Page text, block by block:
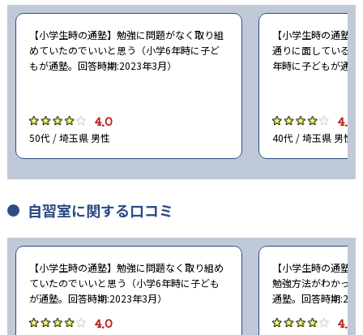
【小学生時の通塾】勉強に問題がなく取り組
めていたのでいいと思う（小学6年時に子ど
もが通塾。回答時期:2023年3月）
4.0
50代 / 埼玉県 男性
【小学生時の通塾
通りに面している
年時に子どもが通
4.0
40代 / 埼玉県 男性
自習室に関する口コミ
【小学生時の通塾】勉強に問題なく取り組め
ていたのでいいと思う（小学6年時に子ども
が通塾。回答時期:2023年3月）
4.0
【小学生時の通塾
勉強方法がわかっ
通塾。回答時期
4.0